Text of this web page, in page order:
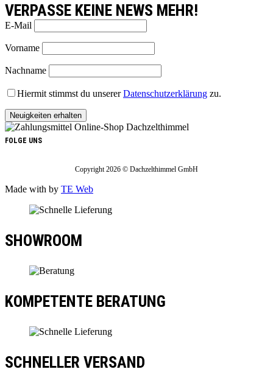
VERPASSE KEINE NEWS MEHR!
E-Mail
Vorname
Nachname
Hiermit stimmst du unsererDatenschutzerklärung zu.
FOLGE UNS
Copyright 2026 © Dachzelthimmel GmbH
Made with by TE Web
SHOWROOM
KOMPETENTE BERATUNG
SCHNELLER VERSAND